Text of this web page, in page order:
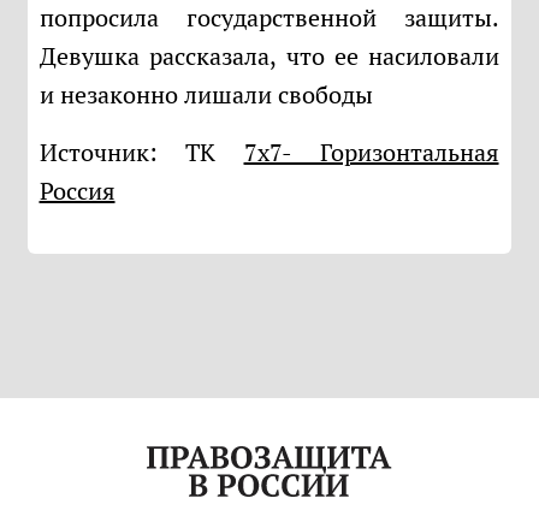
попросила государственной защиты.
Девушка рассказала, что ее насиловали
и незаконно лишали свободы
Источник: ТК 7х7- Горизонтальная
Россия